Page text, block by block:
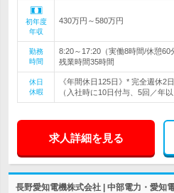
初年度
年収
430万円～580万円
勤務
時間
8:20～17:20（実働8時間/休憩
残業時間35時間
休日
休暇
《年間休日125日》* 完全週休2
（入社時に10日付与、5回／年以
求人詳細を見る
長野愛知電機株式会社 | 中部電力・愛知